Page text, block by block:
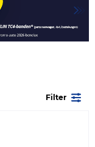
Filter